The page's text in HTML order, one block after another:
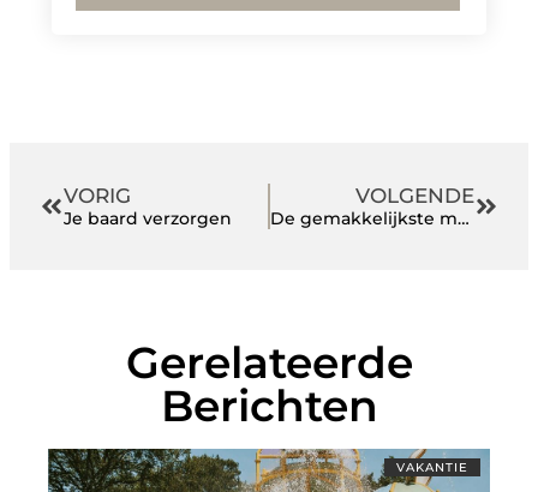
VORIG
Je baard verzorgen
VOLGENDE
De gemakkelijkste manier om badkamertegels te kiezen
Gerelateerde
Berichten
VAKANTIE